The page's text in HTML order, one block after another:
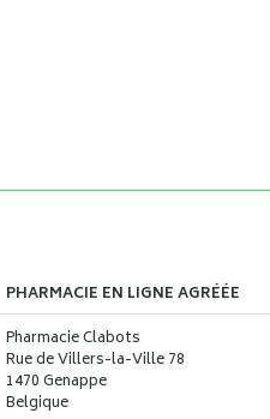
PHARMACIE EN LIGNE AGRÉÉE
Pharmacie Clabots
Rue de Villers-la-Ville 78
1470 Genappe
Belgique